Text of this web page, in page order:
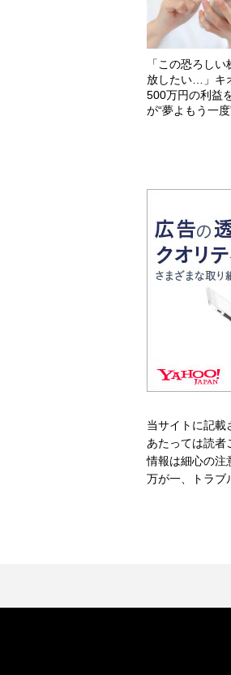
「この恐ろし
放したい…」キ
500万円の利益
が“夢よもう一
当サイトに記載
あたっては読者
情報は細心の注
万が一、トラブ